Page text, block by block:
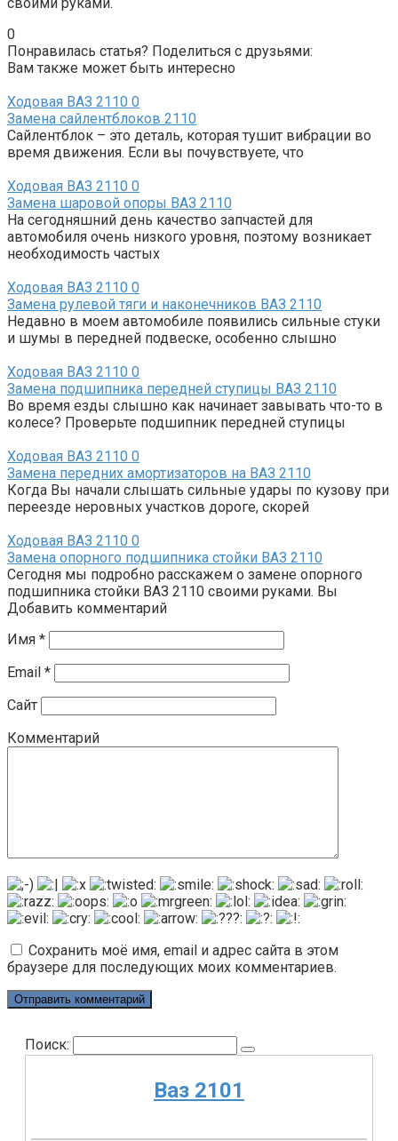
0
Понравилась статья? Поделиться с друзьями:
Вам также может быть интересно
Ходовая ВАЗ 2110 0
Замена сайлентблоков 2110
Сайлентблок – это деталь, которая тушит вибрации во
время движения. Если вы почувствуете, что
Ходовая ВАЗ 2110 0
Замена шаровой опоры ВАЗ 2110
На сегодняшний день качество запчастей для
автомобиля очень низкого уровня, поэтому возникает
необходимость частых
Ходовая ВАЗ 2110 0
Замена рулевой тяги и наконечников ВАЗ 2110
Недавно в моем автомобиле появились сильные стуки
и шумы в передней подвеске, особенно слышно
Ходовая ВАЗ 2110 0
Замена подшипника передней ступицы ВАЗ 2110
Во время езды слышно как начинает завывать что-то в
колесе? Проверьте подшипник передней ступицы
Ходовая ВАЗ 2110 0
Замена передних амортизаторов на ВАЗ 2110
Когда Вы начали слышать сильные удары по кузову при
переезде неровных участков дороге, скорей
Ходовая ВАЗ 2110 0
Замена опорного подшипника стойки ВАЗ 2110
Сегодня мы подробно расскажем о замене опорного
подшипника стойки ВАЗ 2110 своими руками. Вы
Добавить комментарий
Имя *
Email *
Сайт
Комментарий
Сохранить моё имя, email и адрес сайта в этом
браузере для последующих моих комментариев.
Поиск:
Ваз 2101